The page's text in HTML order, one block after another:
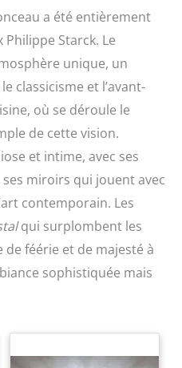
a été entièrement
Starck. Le
unique, un
classicisme et l’avant-
où se déroule le
de cette vision.
et intime, avec ses
miroirs qui jouent avec
contemporain. Les
qui surplombent les
féérie et de majesté à
sophistiquée mais